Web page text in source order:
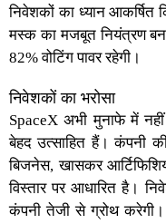
निवेशकों का ध्यान आकर्षित
मस्क का मजबूत नियंत्रण
82% वोटिंग पावर रहेगी।
निवेशकों का भरोसा
SpaceX अभी मुनाफे में
बेहद उत्साहित हैं। कंपनी
बिजनेस, खासकर
विस्तार पर आधारित है।
कंपनी तेजी से ग्रोथ